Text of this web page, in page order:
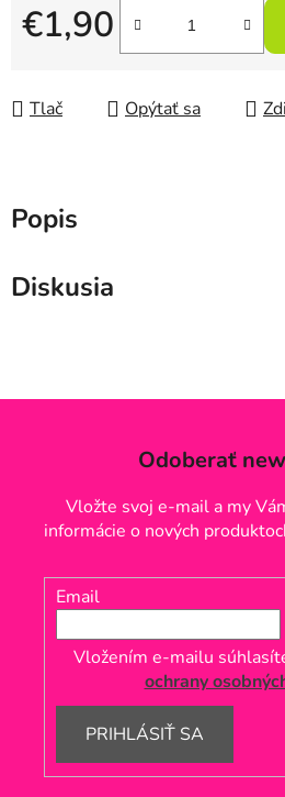
€1,90
Jednotková cena:
Tlač Opýtať sa
Popis
Diskusia
Odoberať
Vložte svoj e-mail a my
informácie o nových
Email
Vložením e-mailu
ochrany
PRIHLÁSIŤ SA